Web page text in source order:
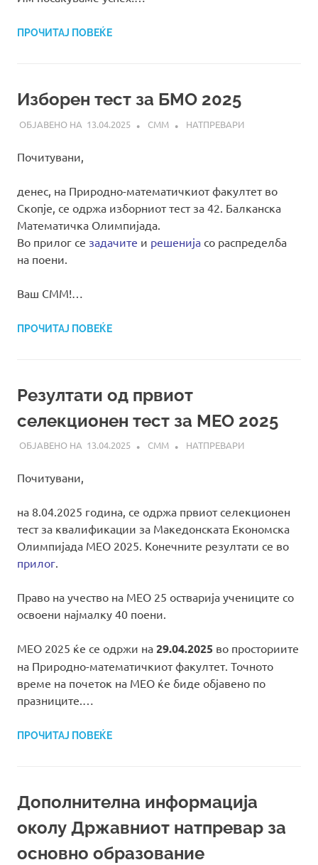
ПРОЧИТАЈ ПОВЕЌЕ
Изборен тест за БМО 2025
13.04.2025 СММ НАТПРЕВАРИ
Почитувани,
денес, на Природно-математичкиот факултет во
Скопје, се одржа изборниот тест за 42. Балканска
Математичка Олимпијада.
Во прилог се задачите и решенија со распределба
на поени.
Ваш СММ!…
ПРОЧИТАЈ ПОВЕЌЕ
Резултати од првиот
селекционен тест за МЕО 2025
13.04.2025 СММ НАТПРЕВАРИ
Почитувани,
на 8.04.2025 година, се одржа првиот селекционен
тест за квалификации за Македонската Економска
Олимпијада МЕО 2025. Конечните резултати се во
прилог.
Право на учество на МЕО 25 остварија учениците со
освоени најмалку 40 поени.
МЕО 2025 ќе се одржи на 29.04.2025 во просториите
на Природно-математичкиот факултет. Точното
време на почеток на МЕО ќе биде објавено по
празниците.…
ПРОЧИТАЈ ПОВЕЌЕ
Дополнителна информација
околу Државниот натпревар за
основно образование